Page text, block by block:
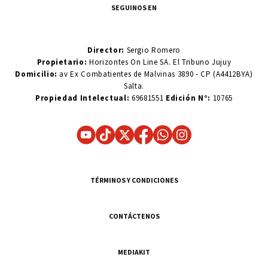
SEGUINOS EN
Director: Sergio Romero
Propietario:Horizontes On Line SA. El Tribuno Jujuy
Domicilio: av Ex Combatientes de Malvinas 3890 - CP (A4412BYA)
Salta.
Propiedad Intelectual: 69681551 Edición N°: 10765
TÉRMINOS Y CONDICIONES
CONTÁCTENOS
MEDIAKIT